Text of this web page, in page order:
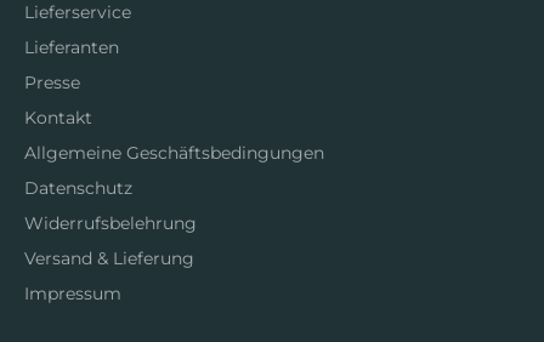
Lieferservice
Lieferanten
Presse
Kontakt
Allgemeine Geschäftsbedingungen
Datenschutz
Widerrufsbelehrung
Versand & Lieferung
Impressum